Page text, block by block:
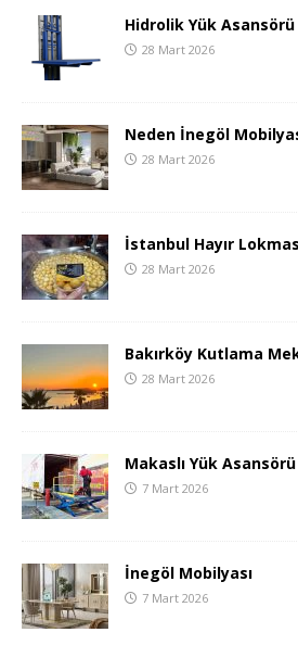
Hidrolik Yük Asansörü
28 Mart 2026
Neden İnegöl
28 Mart 2026
İstanbul Hayır
28 Mart 2026
Bakırköy Kutlama
28 Mart 2026
Makaslı Yük Asansörü
7 Mart 2026
İnegöl Mobilyası
7 Mart 2026